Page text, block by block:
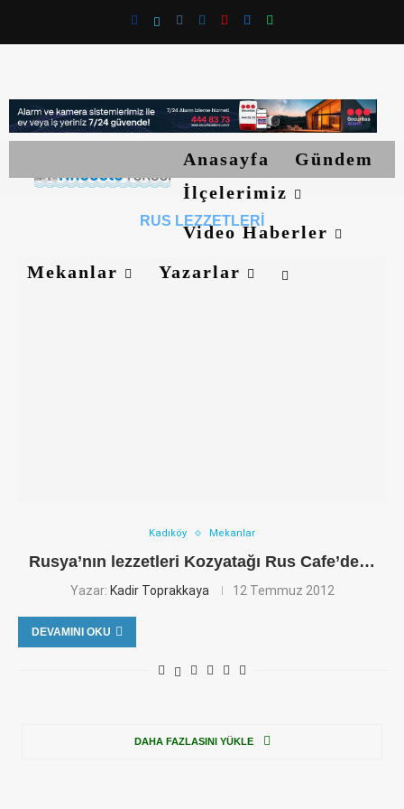
Anasayfa
Gündem
İlçelerimiz
Video Haberler
Mekanlar
Yazarlar
RUS LEZZETLERI
Kadıköy Mekanlar
Rusya’nın lezzetleri Kozyatağı Rus Cafe’de…
Yazar: Kadir Toprakkaya 12 Temmuz 2012
DEVAMINI OKU
DAHA FAZLASINI YÜKLE